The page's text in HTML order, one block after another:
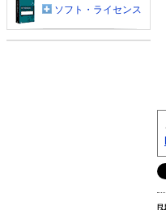
ソフト・ライセンス